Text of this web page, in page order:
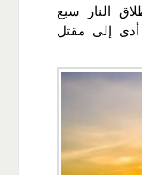
النار سبع
ما أدى إلى مقتل